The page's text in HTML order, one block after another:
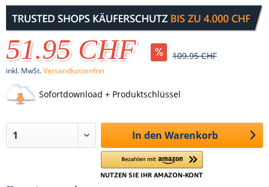
51.95 CHF 109.95 CHF
inkl. MwSt.Versandkostenfrei
Sofortdownload + Produktschlüssel
In den Warenkorb